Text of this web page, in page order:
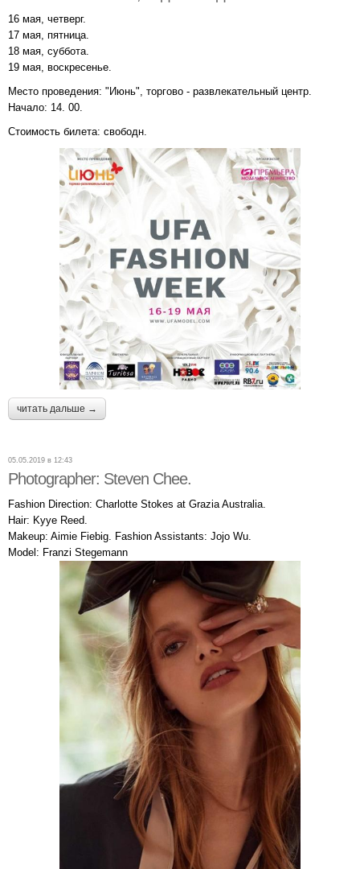
16 мая, четверг.
17 мая, пятница.
18 мая, суббота.
19 мая, воскресенье.
Место проведения: "Июнь", торгово - развлекательный центр.
Начало: 14. 00.
Стоимость билета: свободн.
читать дальше →
05.05.2019 в 12:43
Photographer: Steven Chee.
Fashion Direction: Charlotte Stokes at Grazia Australia.
Hair: Kyye Reed.
Makeup: Aimie Fiebig. Fashion Assistants: Jojo Wu.
Model: Franzi Stegemann